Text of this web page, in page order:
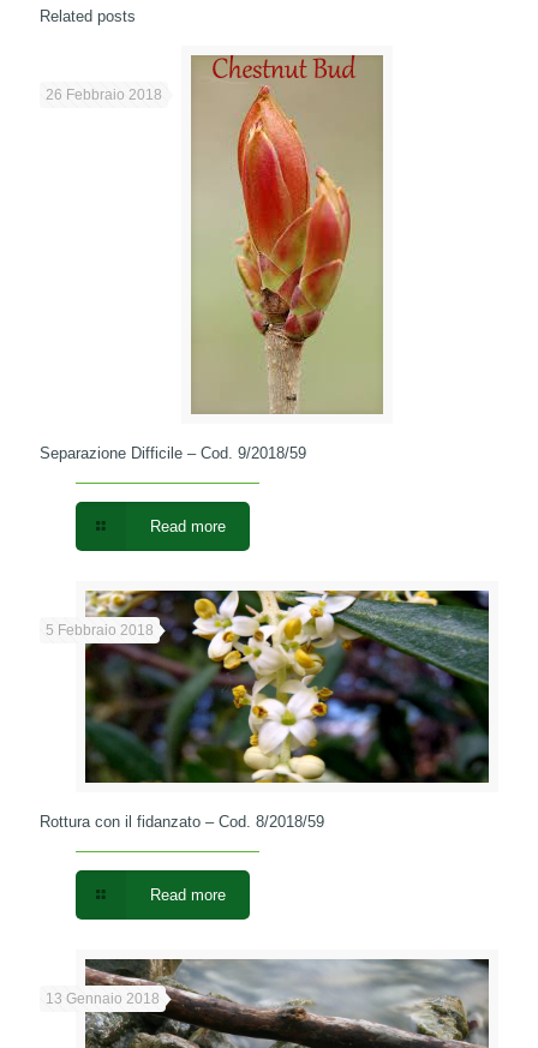
Related posts
26 Febbraio 2018
Separazione Difficile – Cod. 9/2018/59
Read more
5 Febbraio 2018
Rottura con il fidanzato – Cod. 8/2018/59
Read more
13 Gennaio 2018